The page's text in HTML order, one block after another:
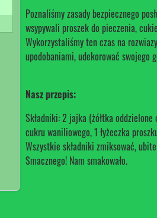
Poznaliśmy zasady bezpiecznego
wsypywali proszek do pieczenia,
Wykorzystaliśmy ten czas na
upodobaniami, udekorować swojego
Nasz przepis:
Składniki: 2 jajka (żółtka
cukru waniliowego, 1 łyżeczka
Wszystkie składniki zmiksować,
Smacznego! Nam smakowało.